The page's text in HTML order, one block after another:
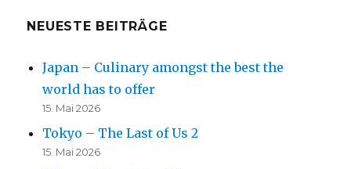
NEUESTE BEITRÄGE
Japan – Culinary amongst the best the
world has to offer
15. Mai 2026
Tokyo – The Last of Us 2
15. Mai 2026